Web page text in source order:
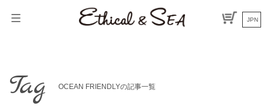
JPN
Tag OCEAN FRIENDLYの記事一覧